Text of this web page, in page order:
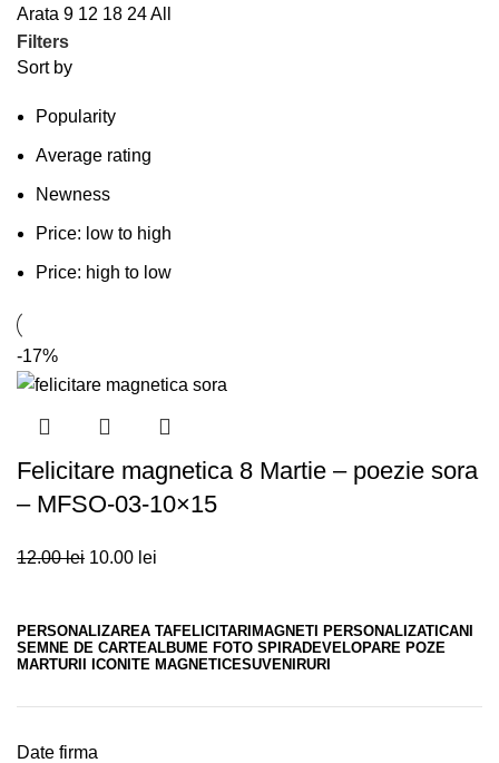
PERSONALIZAREA TAFELICITARI MAGNETI PERSONALIZATI CANI
SEMNE DE CARTEALBUME FOTO SPIRADEVELOPARE POZE
MARTURII ICONITE MAGNETICESUVENIRURI
Date firma
Arata 9 12 18 24All
Filters
Sort by
Popularity
Average rating
Newness
Price: low to high
Price: high to low
-17%
Felicitare magnetica 8 Martie – poezie sora
– MFSO-03-10×15
12.00lei 10.00 lei